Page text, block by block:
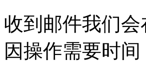
收到邮件我们
因操作需要时